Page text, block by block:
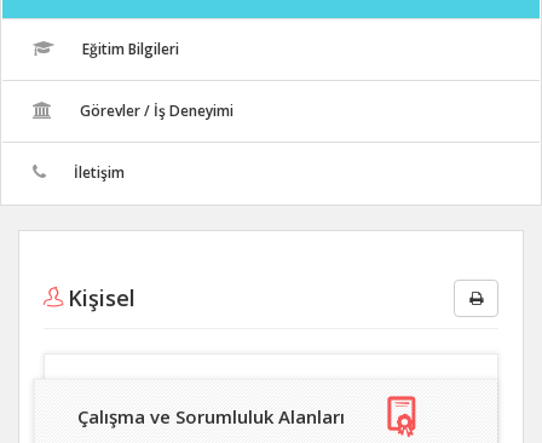
Eğitim Bilgileri
Görevler / İş Deneyimi
İletişim
Kişisel
Çalışma ve Sorumluluk Alanları